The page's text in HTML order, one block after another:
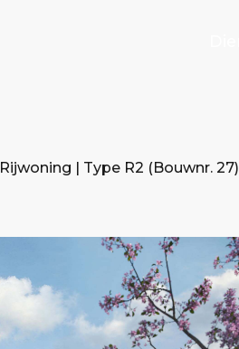
Rijwoning | Type R2 (Bouwnr. 27)